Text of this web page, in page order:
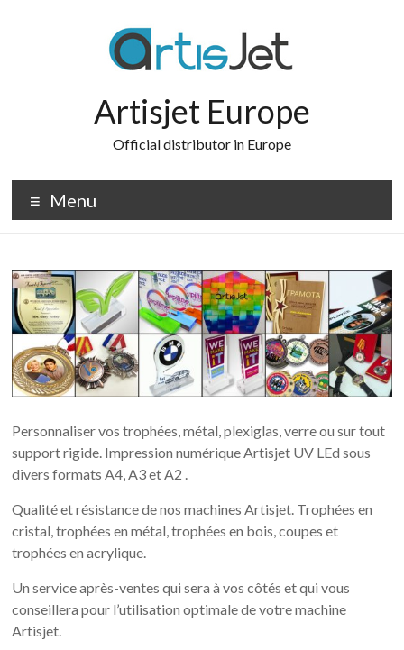
Artisjet Europe
Official distributor in Europe
Menu
Personnaliser vos trophées, métal, plexiglas, verre ou sur tout
support rigide. Impression numérique Artisjet UV LEd sous
divers formats A4, A3 et A2 .
Qualité et résistance de nos machines Artisjet. Trophées en
cristal, trophées en métal, trophées en bois, coupes et
trophées en acrylique.
Un service après-ventes qui sera à vos côtés et qui vous
conseillera pour l’utilisation optimale de votre machine
Artisjet.